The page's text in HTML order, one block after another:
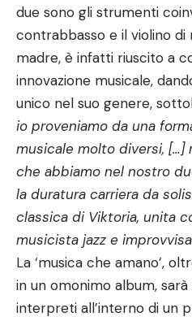
due sono gli strumenti
contrabbasso e il violino di
madre, è infatti riuscito a
innovazione musicale,
unico nel suo genere,
io proveniamo da una
musicale molto diversi, […]
che abbiamo nel nostro
la duratura carriera da
classica di Viktoria, unita
musicista jazz e
La ‘musica che amano’,
in un omonimo album,
interpreti all’interno di un